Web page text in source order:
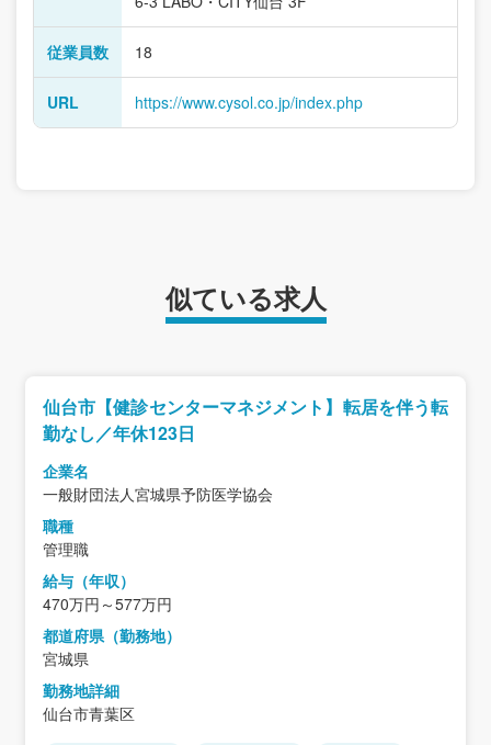
従業員数 18
URL https://www.cysol.co.jp/index.php
似ている求人
仙台市【健診センターマネジメント】転居を伴う転
勤なし／年休123日
企業名
一般財団法人宮城県予防医学協会
職種
管理職
給与（年収）
470万円～577万円
都道府県（勤務地）
宮城県
勤務地詳細
仙台市青葉区